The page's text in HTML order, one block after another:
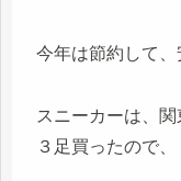
今年は節約して、
スニーカーは、関
３足買ったので、